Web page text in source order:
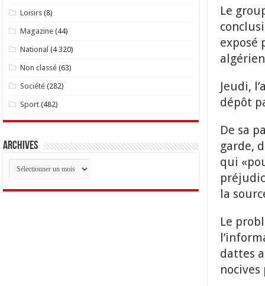
Le
exposé
Jeudi,
dépôt
De sa
garde,
qui
la
Le
dattes
Loisirs (8)
Magazine (44)
National (4 320)
Non classé (63)
Société (282)
Sport (482)
Archives
Archives